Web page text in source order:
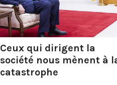
Ceux qui dirigent la
société nous mènent à
catastrophe